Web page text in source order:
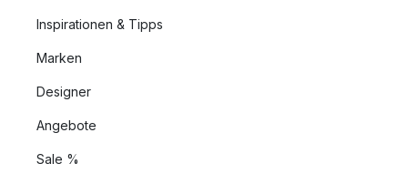
Inspirationen & Tipps
Marken
Designer
Angebote
Sale %